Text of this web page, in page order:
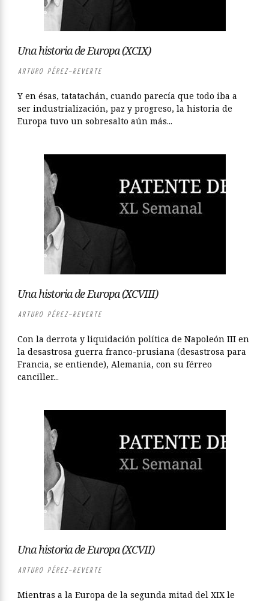
Una historia de Europa (XCIX)
ARTURO PÉREZ-REVERTE
Y en ésas, tatatachán, cuando parecía que todo iba a
ser industrialización, paz y progreso, la historia de
Europa tuvo un sobresalto aún más...
Una historia de Europa (XCVIII)
ARTURO PÉREZ-REVERTE
Con la derrota y liquidación política de Napoleón III en
la desastrosa guerra franco-prusiana (desastrosa para
Francia, se entiende), Alemania, con su férreo
canciller...
Una historia de Europa (XCVII)
ARTURO PÉREZ-REVERTE
Mientras a la Europa de la segunda mitad del XIX le